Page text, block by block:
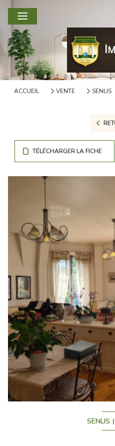
ACCUEIL VENTE SENLIS
TÉLÉCHARGER LA FICHE
SENLIS